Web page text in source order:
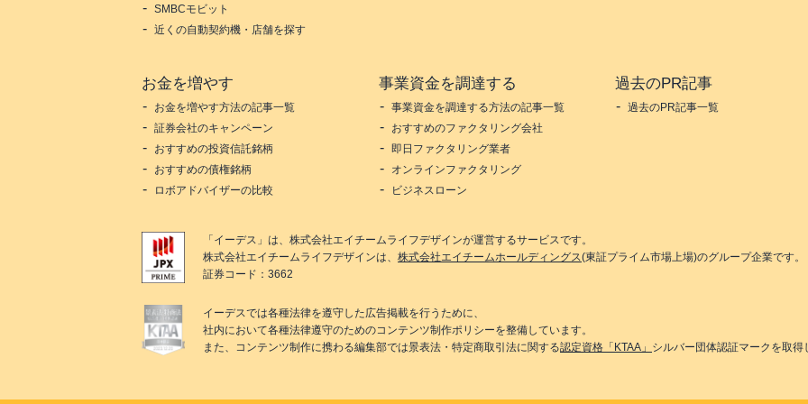
SMBCモビット
近くの自動契約機・店舗を探す
お金を増やす
お金を増やす方法の記事一覧
証券会社のキャンペーン
おすすめの投資信託銘柄
おすすめの債権銘柄
ロボアドバイザーの比較
事業資金を調達する
事業資金を調達する方法の記事一覧
おすすめのファクタリング会社
即日ファクタリング業者
オンラインファクタリング
ビジネスローン
過去のPR記事
過去のPR記事一覧
「 イーデス 」は、 株式会社エイチームライフデザインが運営するサービスです。
株式会社エイチームライフデザインは、 株式会社エイチームホールディングス(東証プライム市場上場)のグループ企業です。
証券コード：3662
イーデスでは各種法律を遵守した広告掲載を行うために、
社内において各種法律遵守のためのコンテンツ制作ポリシーを整備しています。
また、コンテンツ制作に携わる編集部では景表法・特定商取引法に関する認定資格「KTAA」 シルバー団体認証マークを取得